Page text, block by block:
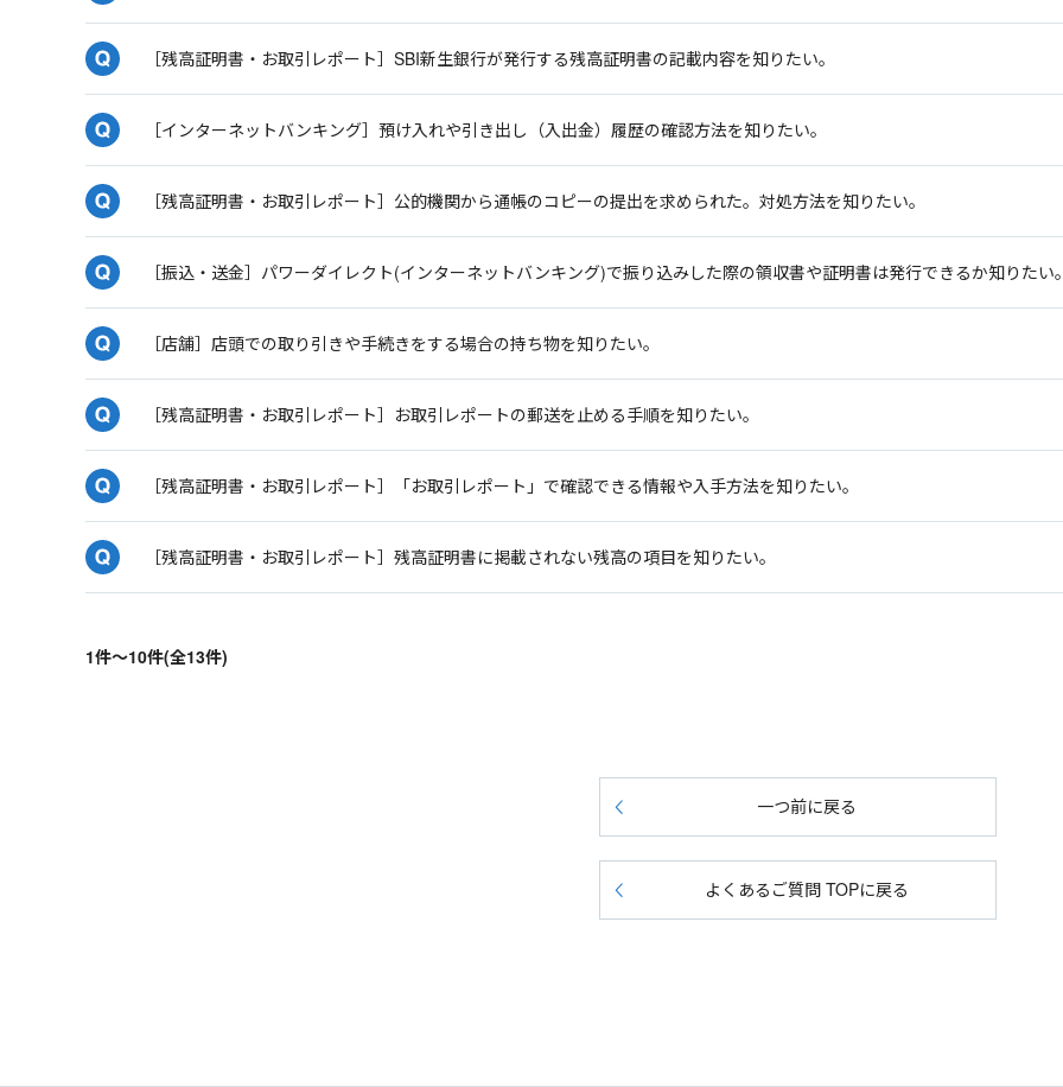
［残高証明書・お取引レポート］SBI新生銀行が発行する残高証明書の記載内容を知りたい。
［インターネットバンキング］預け入れや引き出し（入出金）履歴の確認方法を知りたい。
［残高証明書・お取引レポート］公的機関から通帳のコピーの提出を求められた。対処方法を知りたい。
［振込・送金］パワーダイレクト(インターネットバンキング)で振り込みした際の領収書や証明書は発行できるか知りたい
［店舗］店頭での取り引きや手続きをする場合の持ち物を知りたい。
［残高証明書・お取引レポート］お取引レポートの郵送を止める手順を知りたい。
［残高証明書・お取引レポート］「お取引レポート」で確認できる情報や入手方法を知りたい。
［残高証明書・お取引レポート］残高証明書に掲載されない残高の項目を知りたい。
1件～10件(全13件)
一つ前に戻る
よくあるご質問 TOPに戻る